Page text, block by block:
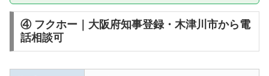
④ フクホー｜大阪府知事登録・木津川市から電
話相談可